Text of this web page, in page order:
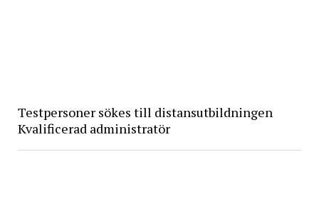
Testpersoner sökes till distansutbildningen
Kvalificerad administratör